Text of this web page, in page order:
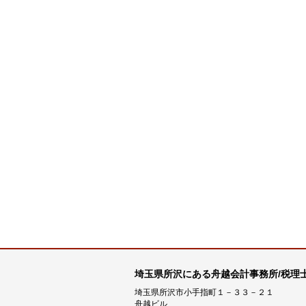
埼玉県所沢にある舟越会計事務所/税理
埼玉県所沢市小手指町１－３３－２１
舟越ビル